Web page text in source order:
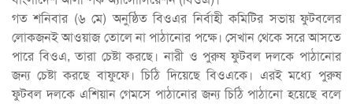
গত শনিবার (৬ মে) অনুষ্ঠিত বিওএর নির্বাহী কমিটির সভায় ফুটবলের
লোকজনই আওয়াজ তোলে না পাঠানোর পক্ষে। সেখান থেকে সরে আসতে
পারে বিওএ, তারা চেষ্টা করছে। নারী ও পুরুষ ফুটবল দলকে পাঠানোর
জন্য চেষ্টা করছে বাফুফে। চিঠি দিয়েছে বিওএকে। এরই মধ্যে পুরুষ
ফুটবল দলকে এশিয়ান গেমসে পাঠানোর জন্য চিঠি পাঠানো হয়েছে বলে